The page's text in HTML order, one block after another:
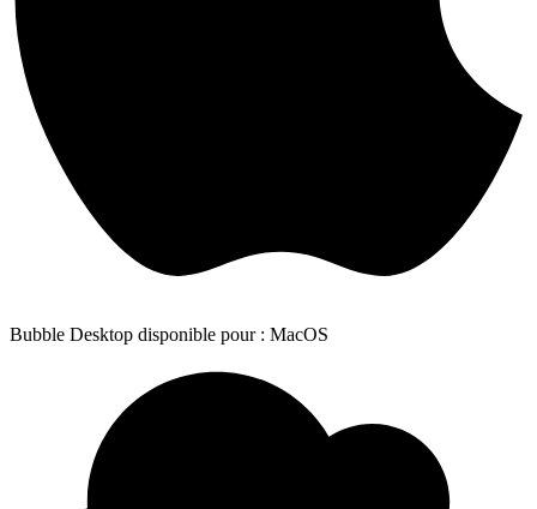
Bubble Desktop disponible pour : MacOS